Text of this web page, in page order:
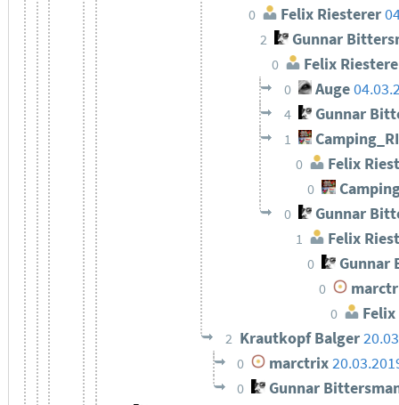
0 Felix Riesterer
2 Gunnar
0 Felix
0 Auge
4 Gunnar
1
0 Felix
0
0 Gunnar
1 Felix
0 Gunnar
0
0
2 Krautkopf Balger
0 marctrix
0 Gunnar